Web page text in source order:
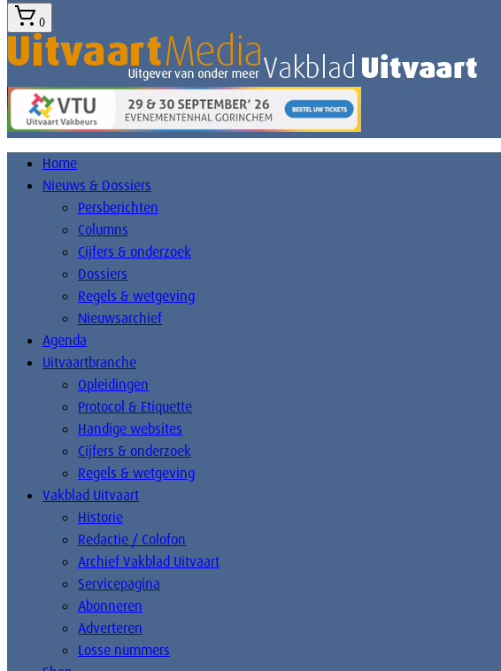
0
Home
Nieuws & Dossiers
Persberichten
Columns
Cijfers & onderzoek
Dossiers
Regels & wetgeving
Nieuwsarchief
Agenda
Uitvaartbranche
Opleidingen
Protocol & Etiquette
Handige websites
Cijfers & onderzoek
Regels & wetgeving
Vakblad Uitvaart
Historie
Redactie / Colofon
Archief Vakblad Uitvaart
Servicepagina
Abonneren
Adverteren
Losse nummers